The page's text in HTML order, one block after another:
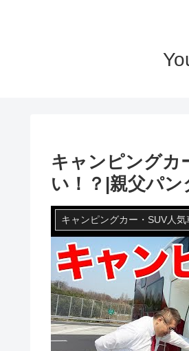
キャンピングカ
い！？|親父パン
キャンピングカー・SUV人気